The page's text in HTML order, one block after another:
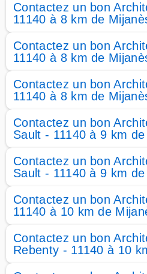
Contactez un bon
11140 à 8 km de
Contactez un bon
11140 à 8 km de
Contactez un bon
11140 à 8 km de
Contactez un bon
Sault - 11140 à 9 km
Contactez un bon
Sault - 11140 à 9 km
Contactez un bon
11140 à 10 km de
Contactez un bon
Rebenty - 11140 à 10